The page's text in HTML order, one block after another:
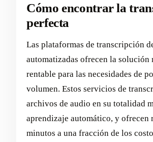
Cómo encontrar la
perfecta
Las plataformas de transcripción
automatizadas ofrecen la solución
rentable para las necesidades de
volumen. Estos servicios de
archivos de audio en su totalidad
aprendizaje automático, y ofrecen
minutos a una fracción de los